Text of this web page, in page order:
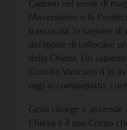
Cadono nel mese di
l’Ascensione e la
trascurata, in ragione di
decisione di collocare
della Chiesa. Un
Concilio Vaticano II in
oggi accompagnato,
Gesù risorge e ascende
Chiesa è il suo Corpo